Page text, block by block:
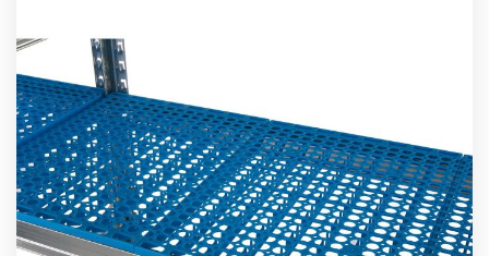
end
of
the
images
gallery